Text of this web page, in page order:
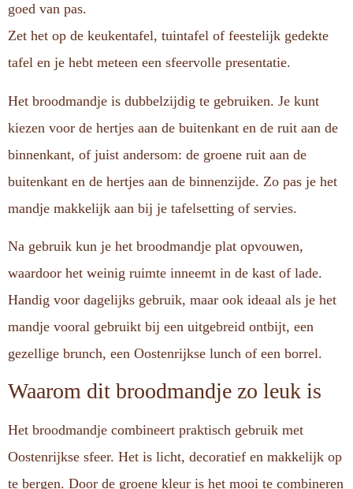
goed van pas.
Zet het op de keukentafel, tuintafel of feestelijk gedekte
tafel en je hebt meteen een sfeervolle presentatie.
Het broodmandje is dubbelzijdig te gebruiken. Je kunt
kiezen voor de hertjes aan de buitenkant en de ruit aan de
binnenkant, of juist andersom: de groene ruit aan de
buitenkant en de hertjes aan de binnenzijde. Zo pas je het
mandje makkelijk aan bij je tafelsetting of servies.
Na gebruik kun je het broodmandje plat opvouwen,
waardoor het weinig ruimte inneemt in de kast of lade.
Handig voor dagelijks gebruik, maar ook ideaal als je het
mandje vooral gebruikt bij een uitgebreid ontbijt, een
gezellige brunch, een Oostenrijkse lunch of een borrel.
Waarom dit broodmandje zo leuk is
Het broodmandje combineert praktisch gebruik met
Oostenrijkse sfeer. Het is licht, decoratief en makkelijk op
te bergen. Door de groene kleur is het mooi te combineren